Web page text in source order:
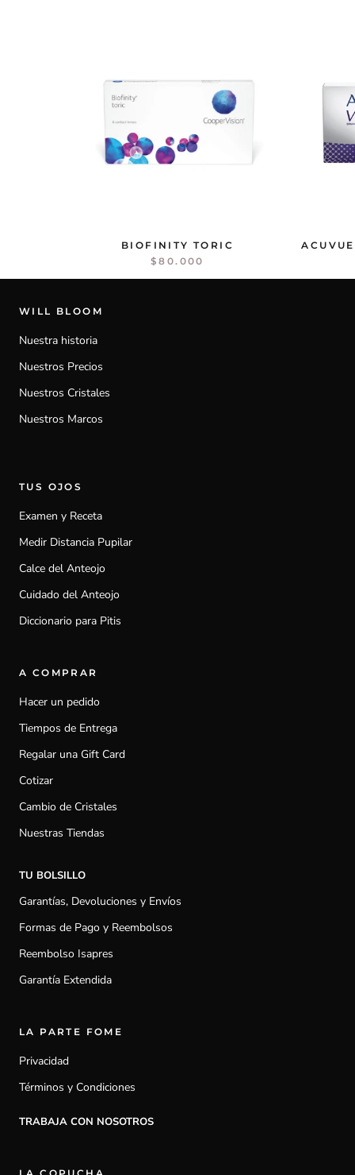
BIOFINITY TORIC
$80.000
WILL BLOOM
Nuestra historia
Nuestros Precios
Nuestros Cristales
Nuestros Marcos
TUS OJOS
Examen y Receta
Medir Distancia Pupilar
Calce del Anteojo
Cuidado del Anteojo
Diccionario para Pitis
A COMPRAR
Hacer un pedido
Tiempos de Entrega
Regalar una Gift Card
Cotizar
Cambio de Cristales
Nuestras Tiendas
TU BOLSILLO
Garantías, Devoluciones y Envíos
Formas de Pago y Reembolsos
Reembolso Isapres
Garantía Extendida
LA PARTE FOME
Privacidad
Términos y Condiciones
TRABAJA CON NOSOTROS
LA COPUCHA